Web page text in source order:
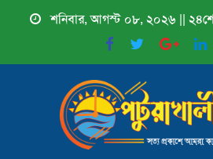
শনিবার, আগস্ট ০৮, ২০২৬ || ২৪শে